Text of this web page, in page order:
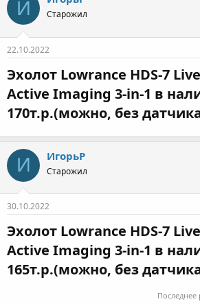
И Старожил
22.10.2022
Эхолот Lowrance HDS-7
Active Imaging 3-in-1 в
170т.р.(можно, без
И ИгорьР
Старожил
30.10.2022
Эхолот Lowrance HDS-7
Active Imaging 3-in-1 в
165т.р.(можно, без
Последнее